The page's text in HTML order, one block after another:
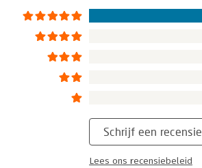
Lees verder
Schrijf een recensie
Lees ons recensiebeleid